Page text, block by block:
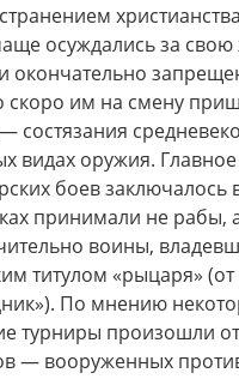
осуждались за свою
окончательно
скоро им на смену
состязания
видах оружия.
боев заключалось
принимали не рабы,
воины,
титулом «рыцаря»
По мнению
турниры произошли
— вооруженных